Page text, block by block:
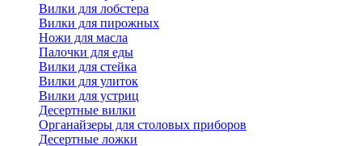
Вилки для лобстера
Вилки для пирожных
Ножи для масла
Палочки для еды
Вилки для стейка
Вилки для улиток
Вилки для устриц
Десертные вилки
Органайзеры для столовых приборов
Десертные ложки